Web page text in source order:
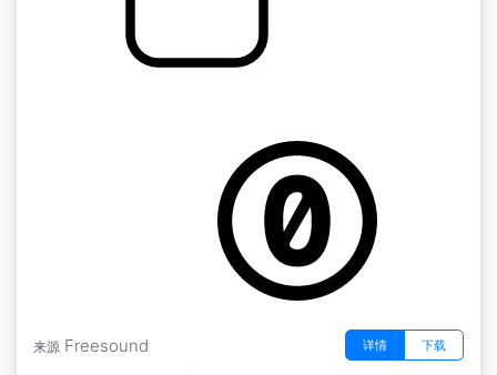
来源 Freesound 详情 下载